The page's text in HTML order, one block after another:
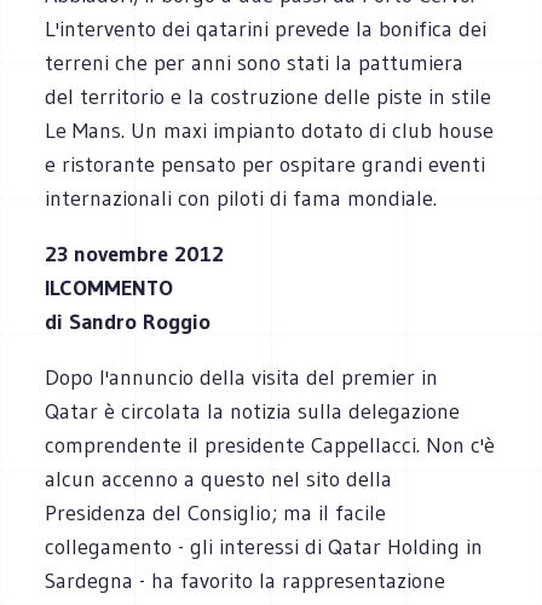
L'intervento dei qatarini prevede la bonifica dei
terreni che per anni sono stati la pattumiera
del territorio e la costruzione delle piste in stile
Le Mans. Un maxi impianto dotato di club house
e ristorante pensato per ospitare grandi eventi
internazionali con piloti di fama mondiale.
23 novembre 2012
ILCOMMENTO
di Sandro Roggio
Dopo l'annuncio della visita del premier in
Qatar è circolata la notizia sulla delegazione
comprendente il presidente Cappellacci. Non c'è
alcun accenno a questo nel sito della
Presidenza del Consiglio; ma il facile
collegamento - gli interessi di Qatar Holding in
Sardegna - ha favorito la rappresentazione